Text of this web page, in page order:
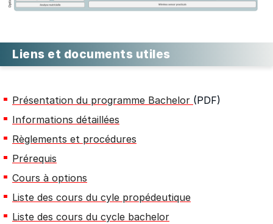
Liens et documents utiles
Présentation du programme Bachelor (PDF)
Informations détaillées
Règlements et procédures
Prérequis
Cours à options
Liste des cours du cyle propédeutique
Liste des cours du cycle bachelor